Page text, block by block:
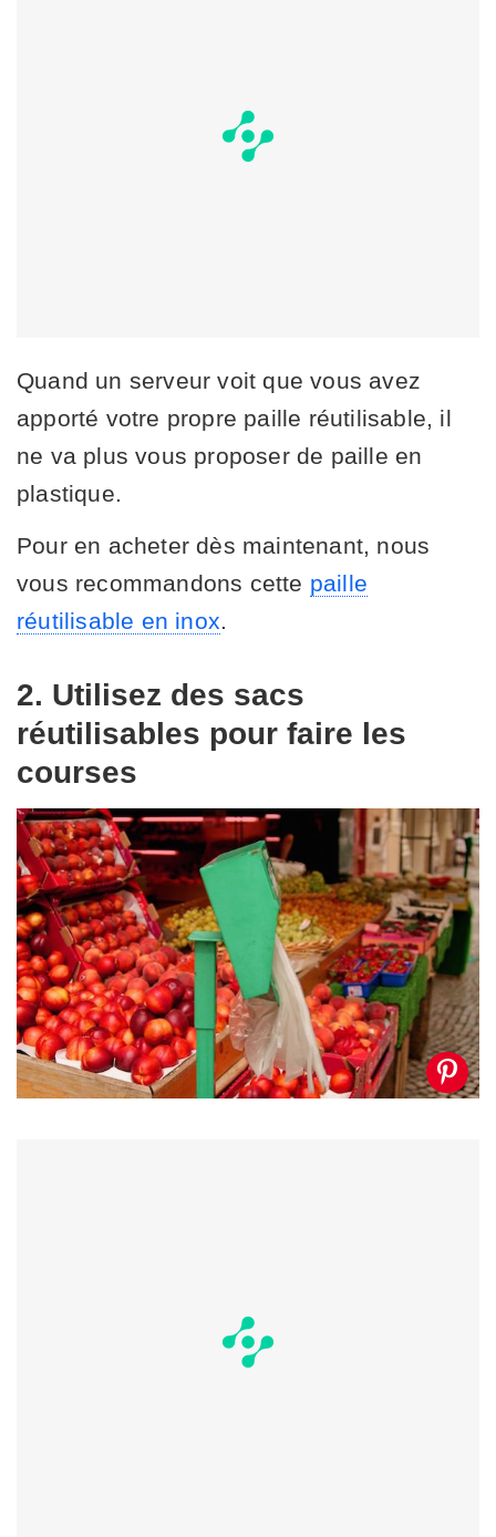
Quand un serveur voit que vous avez
apporté votre propre paille réutilisable, il
ne va plus vous proposer de paille en
plastique.
Pour en acheter dès maintenant, nous
vous recommandons cette paille
réutilisable en inox
2. Utilisez des sacs
réutilisables pour faire les
courses